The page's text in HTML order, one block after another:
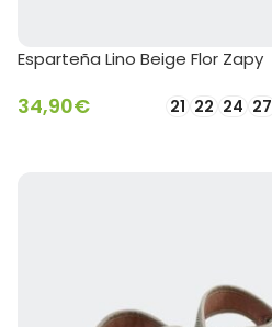
Esparteña Lino Beige Flor Zapy
34,90€ 21 22 24 27